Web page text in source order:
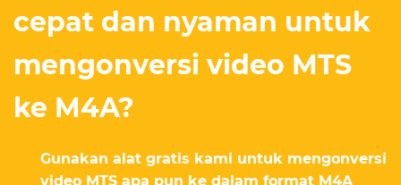
cepat dan nyaman untuk
mengonversi video MTS
ke M4A?
Gunakan alat gratis kami untuk mengonversi
video MTS apa pun ke dalam format M4A